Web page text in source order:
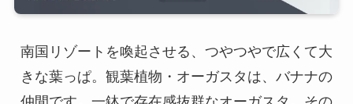
南国リゾートを喚起させる、つやつやで広くて大
きな葉っぱ。観葉植物・オーガスタは、バナナの